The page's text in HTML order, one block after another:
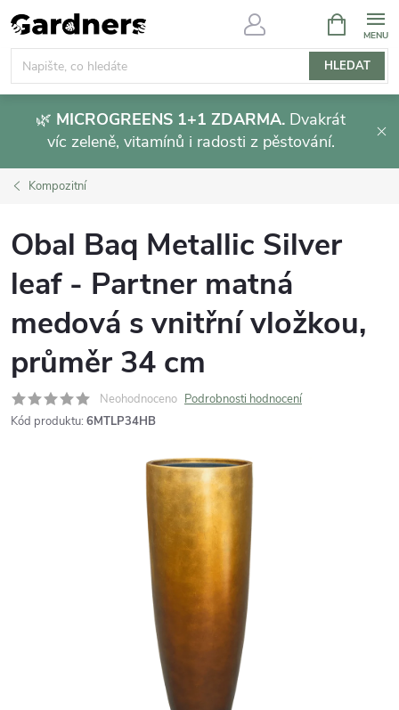
Přejít
na
obsah
HLEDAT
NÁKUPNÍ
KOŠÍK
🌿 MICROGREENS 1+1 ZDARMA. Dvakrát
víc zeleně, vitamínů i radosti z pěstování.
Kompozitní
Obal Baq Metallic Silver
leaf - Partner matná
medová s vnitřní vložkou,
průměr 34 cm
Neohodnoceno Podrobnosti hodnocení
Kód produktu: 6MTLP34HB